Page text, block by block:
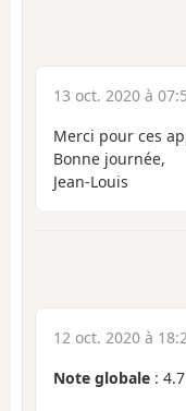
13 oct. 2020 à
Merci pour ces
Bonne journée,
Jean-Louis
12 oct. 2020 à
Note globale : 4.7